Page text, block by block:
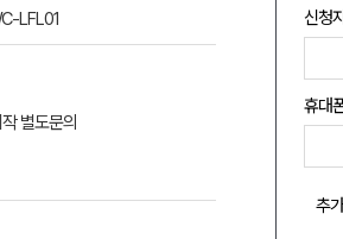
신청
휴대
추
LFL01
별도문의